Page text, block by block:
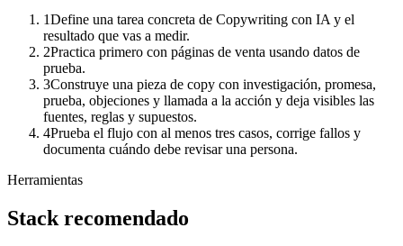
1Define una tarea concreta de Copywriting con IA y el
resultado que vas a medir.
2Practica primero con páginas de venta usando datos de
prueba.
3Construye una pieza de copy con investigación, promesa,
prueba, objeciones y llamada a la acción y deja visibles las
fuentes, reglas y supuestos.
4Prueba el flujo con al menos tres casos, corrige fallos y
documenta cuándo debe revisar una persona.
Herramientas
Stack recomendado